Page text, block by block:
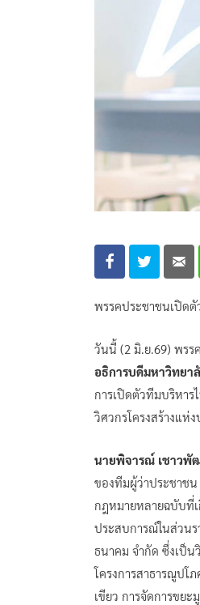
พรรคประชาชนเปิด
วันนี้ (2 มิ.ย.69) พรร
อธิการบดีมหาวิทยา
การเปิดตัวทีมบริหา
วิศวกรโครงสร้างแห่
นายพิจารณ์ เชาวพั
ของทีมผู้ว่าประชาช
กฎหมายหลายฉบับที่เ
ประสบการณ์ในส่วนร
ธนาคม จำกัด ซึ่งเป็
โครงการสาธารณูปโ
เขียว การจัดการขย